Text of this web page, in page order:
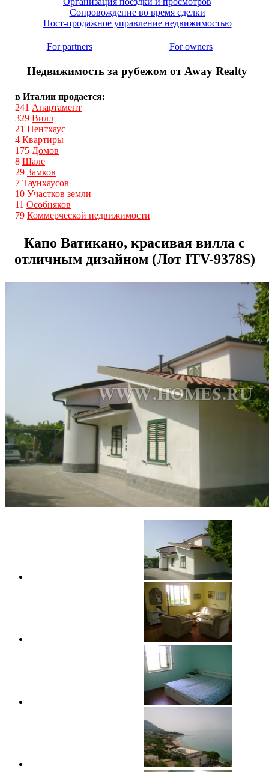
Сопровождение во время сделки
Пост-продажное управление недвижимостью
For partners For owners
Недвижимость за рубежом от Away Realty
в Италии продается:
241 Апартамент
329 Вилл
21 Пентхаус
4 Квартиры
175 Домов
8 Шале
29 Замков
7 Таунхаусов
10 Участков земли
11 Особняков
79 Коммерческой недвижимости
Капо Ватикано, красивая вилла c
отличным дизайном (Лот ITV-9378S)